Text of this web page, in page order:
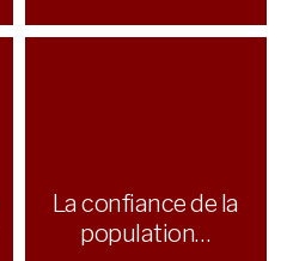
La confiance de la
population…